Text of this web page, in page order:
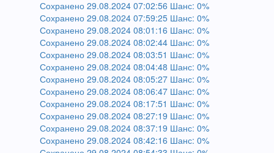
Сохранено 29.08.2024 07:02:56 Шанс: 0%
Сохранено 29.08.2024 07:59:25 Шанс: 0%
Сохранено 29.08.2024 08:01:16 Шанс: 0%
Сохранено 29.08.2024 08:02:44 Шанс: 0%
Сохранено 29.08.2024 08:03:51 Шанс: 0%
Сохранено 29.08.2024 08:04:48 Шанс: 0%
Сохранено 29.08.2024 08:05:27 Шанс: 0%
Сохранено 29.08.2024 08:06:47 Шанс: 0%
Сохранено 29.08.2024 08:17:51 Шанс: 0%
Сохранено 29.08.2024 08:27:19 Шанс: 0%
Сохранено 29.08.2024 08:37:19 Шанс: 0%
Сохранено 29.08.2024 08:42:16 Шанс: 0%